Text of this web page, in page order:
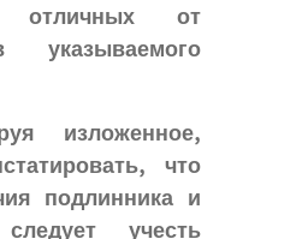
отличных от
указываемого
изложенное,
что
подлинника и
учесть